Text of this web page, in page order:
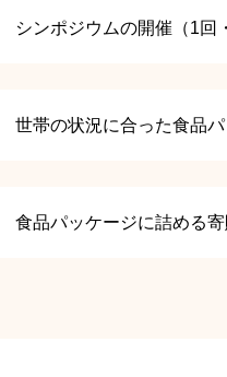
シンポジウムの開催（1回
世帯の状況に合った食品
食品パッケージに詰める